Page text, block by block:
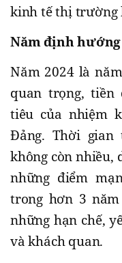
kinh tế thị trường
Năm định
Năm 2024 là
quan trọng, tiền
tiêu của nhiệm
Đảng. Thời
không còn nhiều,
những điểm
trong hơn 3
những hạn chế,
và khách quan.